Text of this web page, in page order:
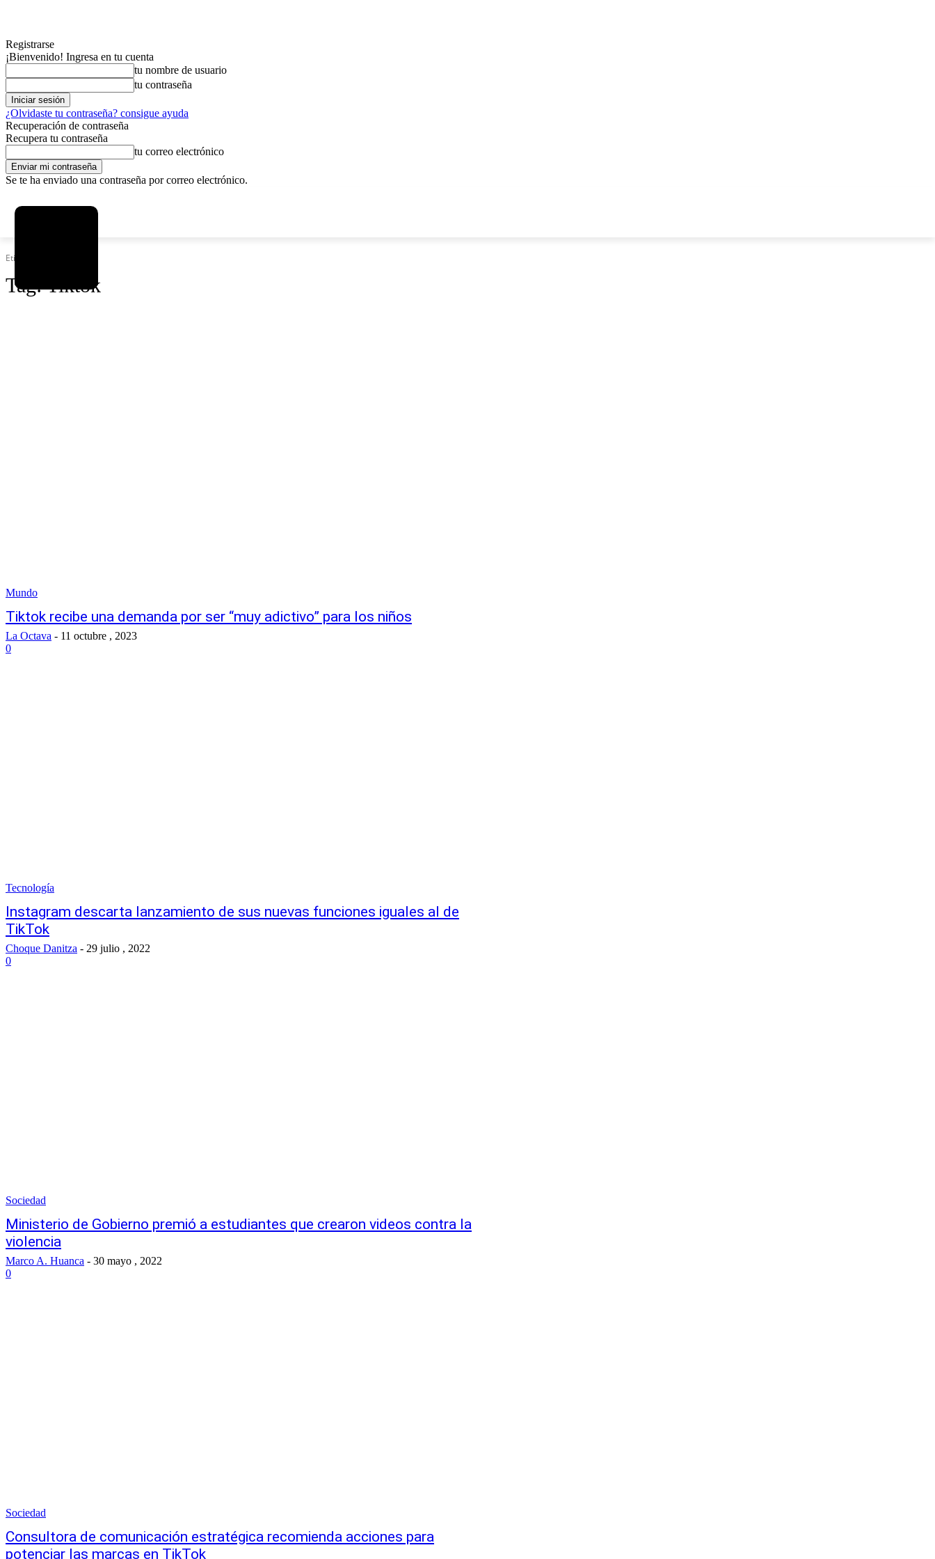
Registrarse
¡Bienvenido! Ingresa en tu cuenta
tu nombre de usuario
tu contraseña
¿Olvidaste tu contraseña? consigue ayuda
Recuperación de contraseña
Recupera tu contraseña
tu correo electrónico
Se te ha enviado una contraseña por correo electrónico.
Etiquetas
Tag:Tiktok
Mundo
Tiktok recibe una demanda por ser “muy adictivo” para los niños
La Octava - 11 octubre , 2023
0
Tecnología
Instagram descarta lanzamiento de sus nuevas funciones iguales al de
TikTok
Choque Danitza - 29 julio , 2022
0
Sociedad
Ministerio de Gobierno premió a estudiantes que crearon videos contra la
violencia
Marco A. Huanca - 30 mayo , 2022
0
Sociedad
Consultora de comunicación estratégica recomienda acciones para
potenciar las marcas en TikTok